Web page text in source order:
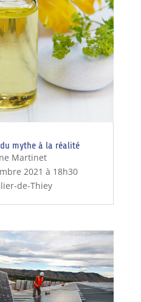
mythe à la réalité
Martinet
2021 à 18h30
de-Thiey